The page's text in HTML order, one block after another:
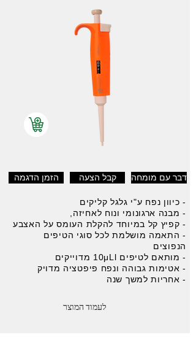
הזמן הדגמה קבל הצעה דבר עם מומחה
- כיוון נפח ע"י גלגל קליקים
- מבנה ארגונומי ונוח לאחיזה,
- קפיץ קל במיוחד להקלת העומס על האצבע
- התאמה מושלמת לכל סוגי הטיפים
הנפוצים
- מותאם לטיפים 10μLl מדוייקים
- אטימות גבוהה ונפח פיפטציה מדויק
- אחריות למשך שנה
לעמוד המוצר